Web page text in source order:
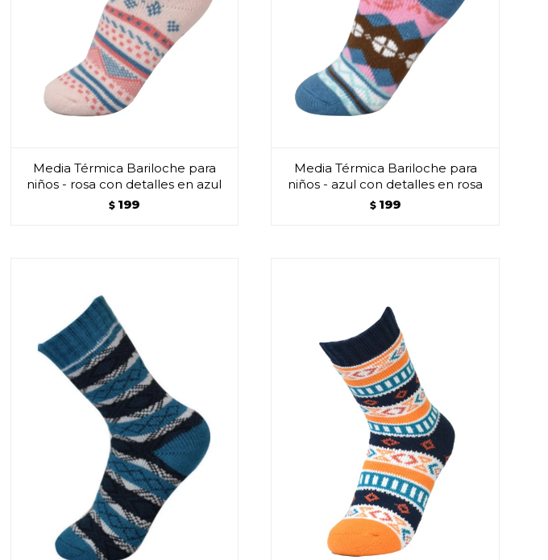
Media Térmica Bariloche para
niños - rosa con detalles en azul
$ 199
Media Térmica Bariloche para
niños - azul con detalles en rosa
$ 199